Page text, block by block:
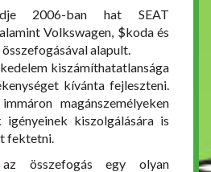
2006-ban hat SEAT
Volkswagen, $koda és
alapult.
kiszámíthatatlansága
kívánta fejleszteni.
magánszemélyeken
kiszolgálására is
fektetni.
összefogás egy olyan